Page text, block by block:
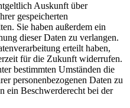
Auskunft über
gespeicherten
Sie haben außerdem ein
dieser Daten zu verlangen.
erteilt haben,
für die Zukunft widerrufen.
bestimmten Umständen die
personenbezogenen Daten zu
ein Beschwerderecht bei der